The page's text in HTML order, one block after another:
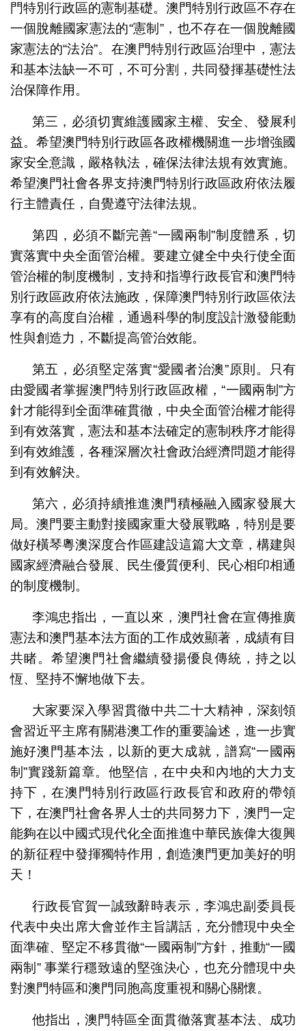
門特別行政區的憲制基礎。澳門特別行政區不存在
一個脫離國家憲法的“憲制”，也不存在一個脫離國
家憲法的“法治”。在澳門特別行政區治理中，憲法
和基本法缺一不可，不可分割，共同發揮基礎性法
治保障作用。
第三，必須切實維護國家主權、安全、發展利
益。希望澳門特別行政區各政權機關進一步增強國
家安全意識，嚴格執法，確保法律法規有效實施。
希望澳門社會各界支持澳門特別行政區政府依法履
行主體責任，自覺遵守法律法規。
第四，必須不斷完善“一國兩制”制度體系，切
實落實中央全面管治權。要建立健全中央行使全面
管治權的制度機制，支持和指導行政長官和澳門特
別行政區政府依法施政，保障澳門特別行政區依法
享有的高度自治權，通過科學的制度設計激發能動
性與創造力，不斷提高管治效能。
第五，必須堅定落實“愛國者治澳”原則。只有
由愛國者掌握澳門特別行政區政權，“一國兩制”方
針才能得到全面準確貫徹，中央全面管治權才能得
到有效落實，憲法和基本法確定的憲制秩序才能得
到有效維護，各種深層次社會政治經濟問題才能得
到有效解決。
第六，必須持續推進澳門積極融入國家發展大
局。澳門要主動對接國家重大發展戰略，特別是要
做好橫琴粵澳深度合作區建設這篇大文章，構建與
國家經濟融合發展、民生優質便利、民心相印相通
的制度機制。
李鴻忠指出，一直以來，澳門社會在宣傳推廣
憲法和澳門基本法方面的工作成效顯著，成績有目
共睹。希望澳門社會繼續發揚優良傳統，持之以
恆、堅持不懈地做下去。
大家要深入學習貫徹中共二十大精神，深刻領
會習近平主席有關港澳工作的重要論述，進一步實
施好澳門基本法，以新的更大成就，譜寫“一國兩
制”實踐新篇章。他堅信，在中央和內地的大力支
持下，在澳門特別行政區行政長官和政府的帶領
下，在澳門社會各界人士的共同努力下，澳門一定
能夠在以中國式現代化全面推進中華民族偉大復興
的新征程中發揮獨特作用，創造澳門更加美好的明
天！
行政長官賀一誠致辭時表示，李鴻忠副委員長
代表中央出席大會並作主旨講話，充分體現中央全
面準確、堅定不移貫徹“一國兩制”方針，推動“一國
兩制” 事業行穩致遠的堅強決心，也充分體現中央
對澳門特區和澳門同胞高度重視和關心關懷。
他指出，澳門特區全面貫徹落實基本法、成功